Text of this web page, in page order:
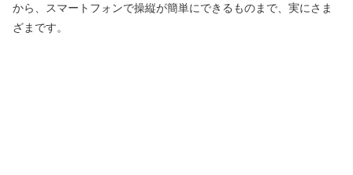
から、スマートフォンで操縦が簡単にできるものまで、実にさま
ざまです。